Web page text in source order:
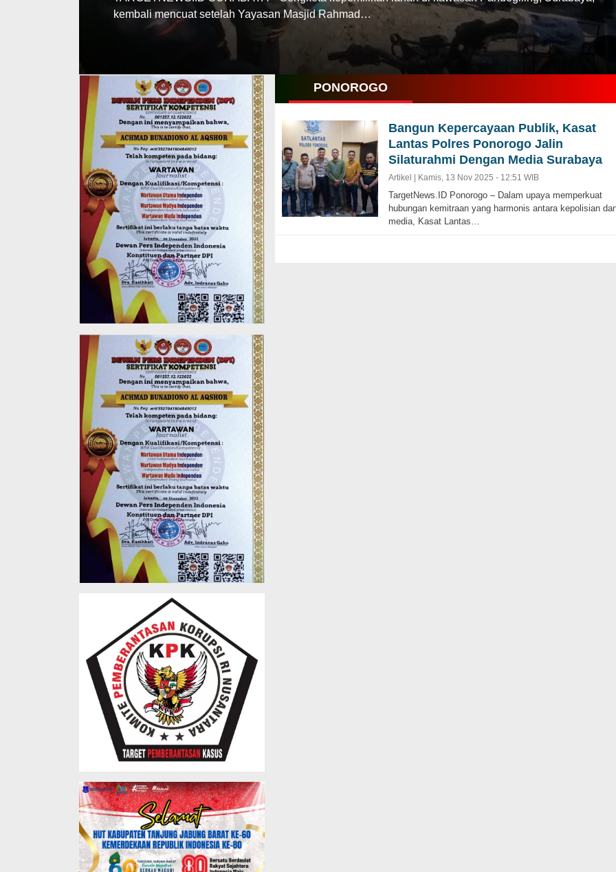
kembali mencuat setelah Yayasan Masjid Rahmad…
PONOROGO
Bangun Kepercayaan Publik, Kasat
Lantas Polres Ponorogo Jalin
Silaturahmi Dengan Media Surabaya
Artikel | Kamis, 13 Nov 2025 - 12:51 WIB
TargetNews.ID Ponorogo – Dalam upaya memperkuat
hubungan kemitraan yang harmonis antara kepolisian
media, Kasat Lantas…